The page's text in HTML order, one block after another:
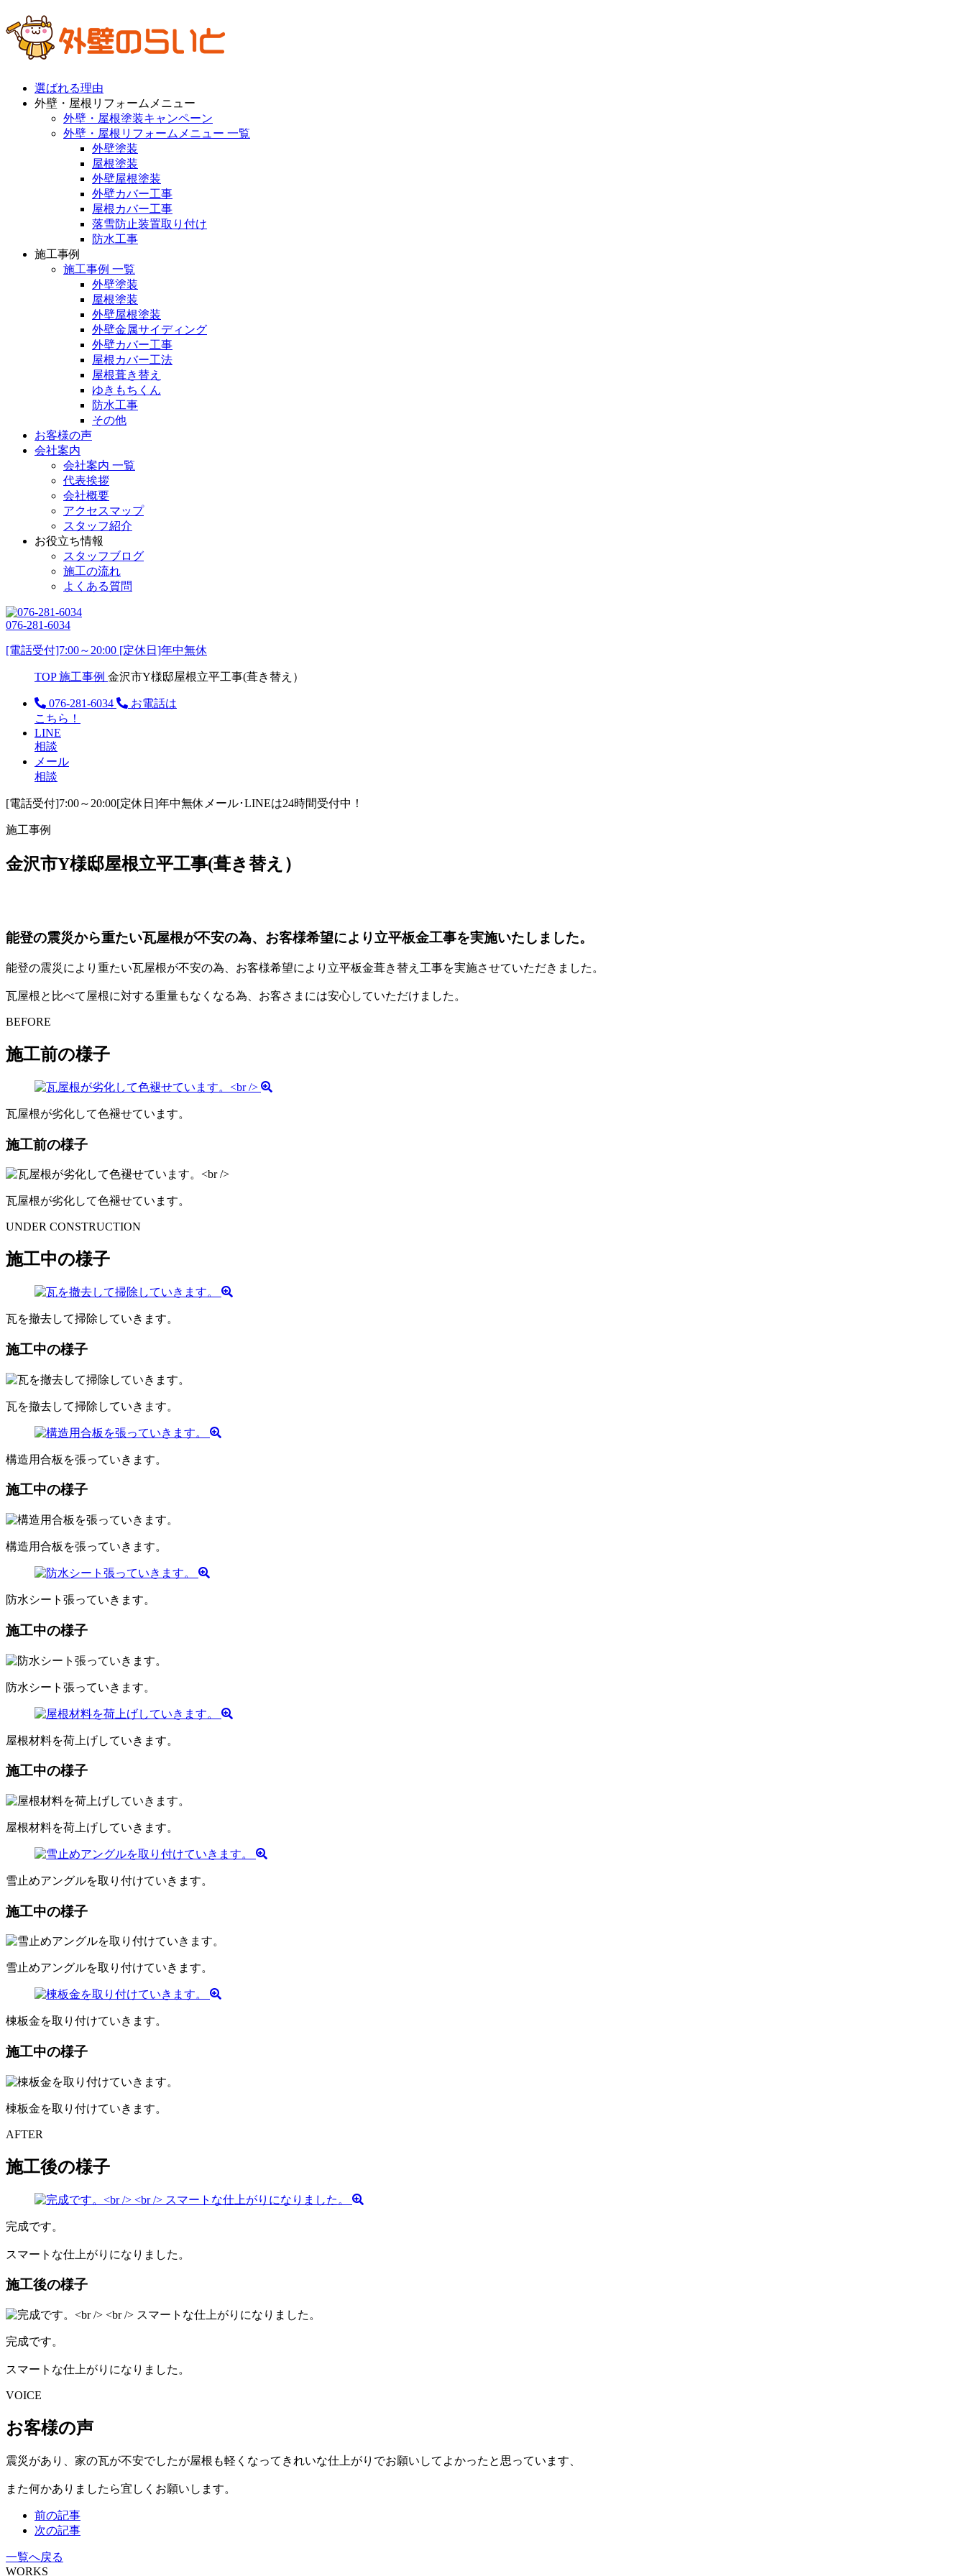
選ばれる理由
外壁・屋根リフォームメニュー
外壁・屋根塗装キャンペーン
外壁・屋根リフォームメニュー 一覧
外壁塗装
屋根塗装
外壁屋根塗装
外壁カバー工事
屋根カバー工事
落雪防止装置取り付け
防水工事
施工事例
施工事例 一覧
外壁塗装
屋根塗装
外壁屋根塗装
外壁金属サイディング
外壁カバー工事
屋根カバー工法
屋根葺き替え
ゆきもちくん
防水工事
その他
お客様の声
会社案内
会社案内 一覧
代表挨拶
会社概要
アクセスマップ
スタッフ紹介
お役立ち情報
スタッフブログ
施工の流れ
よくある質問
076-281-6034
[電話受付]7:00～20:00 [定休日]年中無休
TOP 施工事例 金沢市Y様邸屋根立平工事(葺き替え）
076-281-6034
お電話は
こちら！
LINE
相談
メール
相談
[電話受付]7:00～20:00[定休日]年中無休 メール･LINEは24時間受付中！
施工事例
金沢市Y様邸屋根立平工事(葺き替え）
能登の震災から重たい瓦屋根が不安の為、お客様希望により立平板金工事を実施いたしました。
能登の震災により重たい瓦屋根が不安の為、お客様希望により立平板金葺き替え工事を実施させていただきました。
瓦屋根と比べて屋根に対する重量もなくなる為、お客さまには安心していただけました。
BEFORE
施工前の様子
瓦屋根が劣化して色褪せています。
施工前の様子
瓦屋根が劣化して色褪せています。
UNDER CONSTRUCTION
施工中の様子
瓦を撤去して掃除していきます。
施工中の様子
瓦を撤去して掃除していきます。
構造用合板を張っていきます。
施工中の様子
構造用合板を張っていきます。
防水シート張っていきます。
施工中の様子
防水シート張っていきます。
屋根材料を荷上げしていきます。
施工中の様子
屋根材料を荷上げしていきます。
雪止めアングルを取り付けていきます。
施工中の様子
雪止めアングルを取り付けていきます。
棟板金を取り付けていきます。
施工中の様子
棟板金を取り付けていきます。
AFTER
施工後の様子
完成です。
スマートな仕上がりになりました。
施工後の様子
完成です。
スマートな仕上がりになりました。
VOICE
お客様の声
震災があり、家の瓦が不安でしたが屋根も軽くなってきれいな仕上がりでお願いしてよかったと思っています、
また何かありましたら宜しくお願いします。
前の記事
次の記事
一覧へ戻る
WORKS